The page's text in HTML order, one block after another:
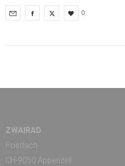
0
ZWAIRAD
Postfach
CH-9050 Appenzell